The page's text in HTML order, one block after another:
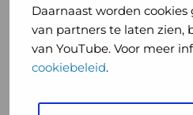
Daarnaast worden
van partners te laten zien,
van YouTube. Voor meer
cookiebeleid.
Een gezonde
je toch iedereen
29 juni 2026
Hoe eerder gezondheid
toch
iedereen
(video)